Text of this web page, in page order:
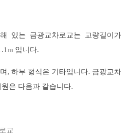
있는 금광교차로교는 교량길이가
입니다.
, 하부 형식은 기타입니다. 금광교차
은 다음과 같습니다.
교